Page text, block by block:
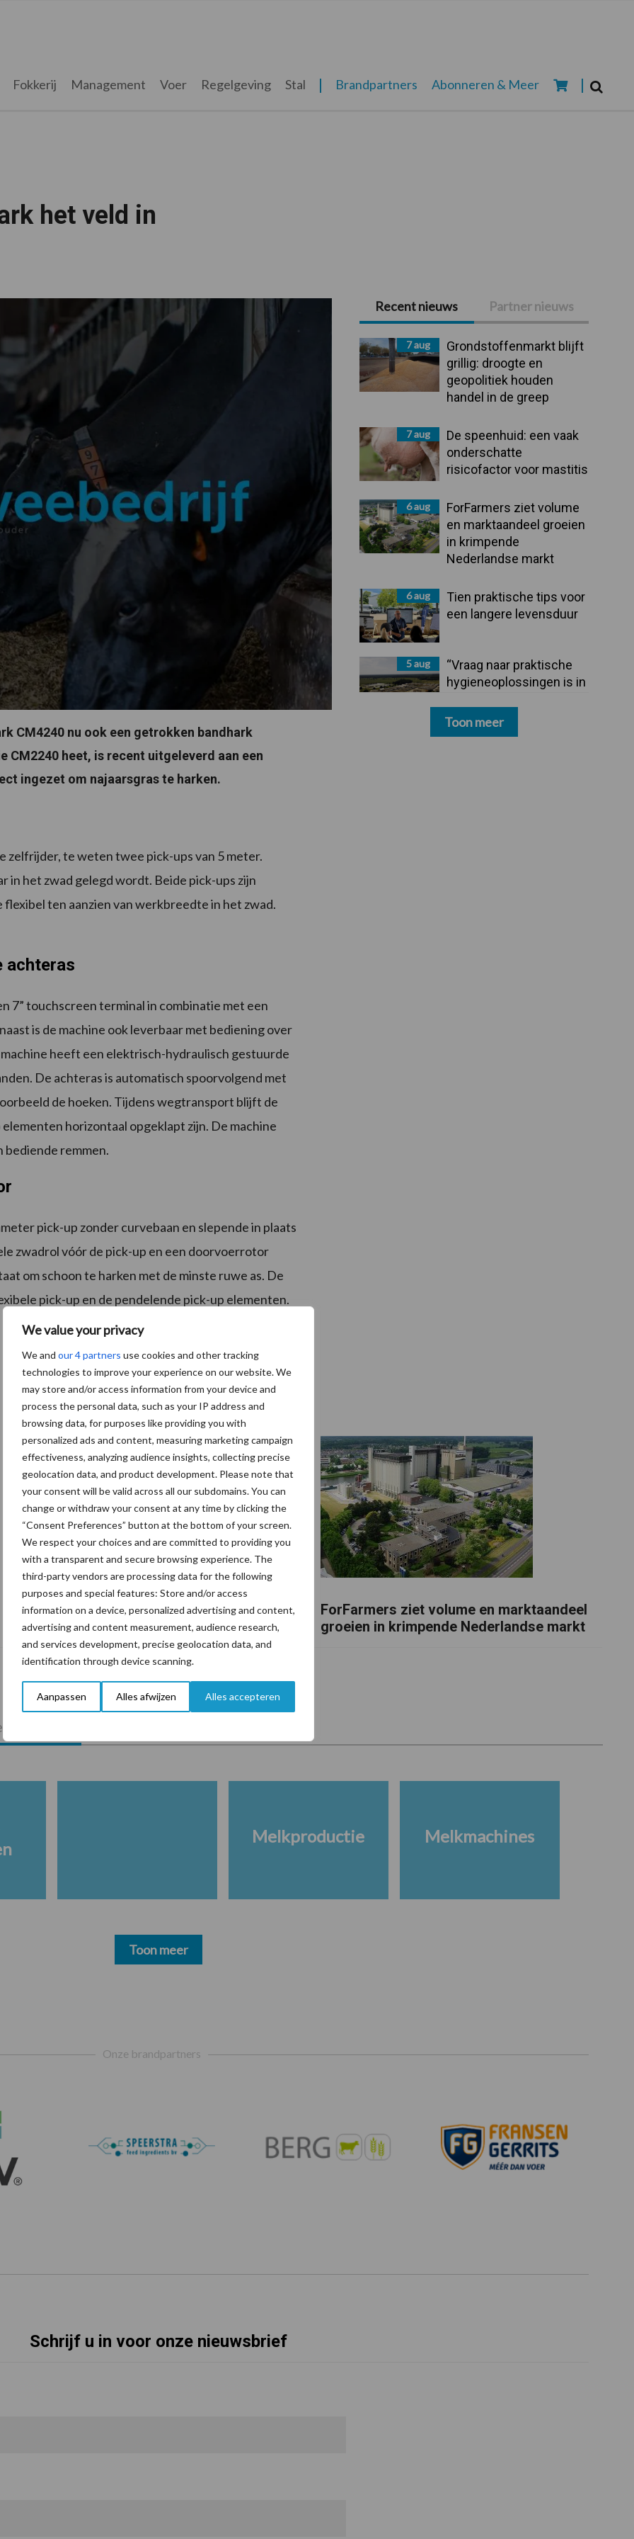
We value your privacy
We and our 4 partners use cookies and other tracking
technologies to improve your experience on our website. We
may store and/or access information from your device and
process the personal data, such as your IP address and
browsing data, for purposes like providing you with
personalized ads and content, measuring marketing campaign
effectiveness, analyzing audience insights, collecting precise
geolocation data, and product development. Please note that
your consent will be valid across all our subdomains. You can
change or withdraw your consent at any time by clicking the
“Consent Preferences” button at the bottom of your screen.
We respect your choices and are committed to providing you
with a transparent and secure browsing experience. The
third-party vendors are processing data for the following
purposes and special features: Store and/or access
information on a device, personalized advertising and content,
advertising and content measurement, audience research,
and services development, precise geolocation data, and
identification through device scanning.
Aanpassen Alles afwijzen Alles accepteren
Fokkerij Management Voer Regelgeving Stal Brandpartners Abonneren & Meer
het veld in
CM4240 nu ook een getrokken bandhark
heet, is recent uitgeleverd aan een
ingezet om najaarsgras te harken.
zelfrijder, te weten twee pick-ups van 5 meter.
in het zwad gelegd wordt. Beide pick-ups zijn
ten aanzien van werkbreedte in het zwad.
achteras
7” touchscreen terminal in combinatie met een
is de machine ook leverbaar met bediening over
heeft een elektrisch-hydraulisch gestuurde
De achteras is automatisch spoorvolgend met
de hoeken. Tijdens wegtransport blijft de
horizontaal opgeklapt zijn. De machine
remmen.
pick-up zonder curvebaan en slepende in plaats
zwadrol vóór de pick-up en een doorvoerrotor
om schoon te harken met de minste ruwe as. De
pick-up en de pendelende pick-up elementen.
Primaire
Sidebar
Recent nieuws Partner nieuws
7 aug
Grondstoffenmarkt blijft
grillig: droogte en
geopolitiek houden
handel in de greep
7 aug
De speenhuid: een vaak
onderschatte
risicofactor voor mastitis
6 aug
ForFarmers ziet volume
en marktaandeel groeien
in krimpende
Nederlandse markt
6 aug
Tien praktische tips voor
een langere levensduur
5 aug
“Vraag naar praktische
hygieneoplossingen is in
Toon meer
De speenhuid: een vaak onderschatte
risicofactor voor mastitis
ForFarmers ziet volume en marktaandeel
groeien in krimpende Nederlandse markt
Melkproductie Melkmachines
Toon meer
Onze brandpartners
Schrijf u in voor onze nieuwsbrief